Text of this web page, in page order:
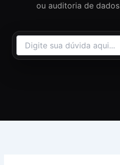
ou auditoria de